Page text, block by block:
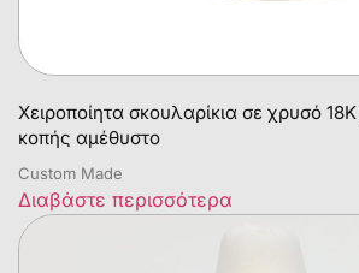
Χειροποίητα σκουλαρίκια σε χρυσό
κοπής αμέθυστο
Custom Made
Διαβάστε περισσότερα